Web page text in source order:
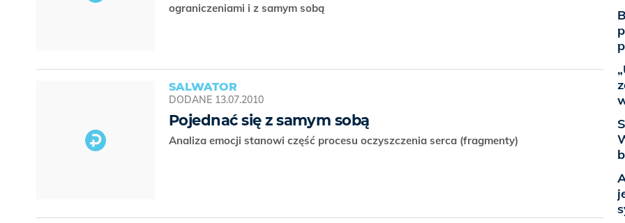
ograniczeniami i z samym sobą
SALWATOR
DODANE 13.07.2010
Pojednać się z samym sobą
Analiza emocji stanowi część procesu oczyszczenia serca (fragmenty)